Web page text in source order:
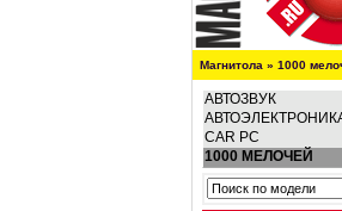
Магнитола » 1000
АВТОЗВУК
CAR PC
1000 МЕЛОЧЕЙ